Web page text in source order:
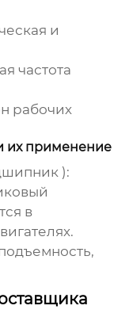
и
частота
рабочих
их применение
):
в